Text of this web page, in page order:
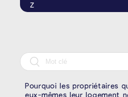
Z
Pourquoi les propriétaires
eux-mêmes leur logement